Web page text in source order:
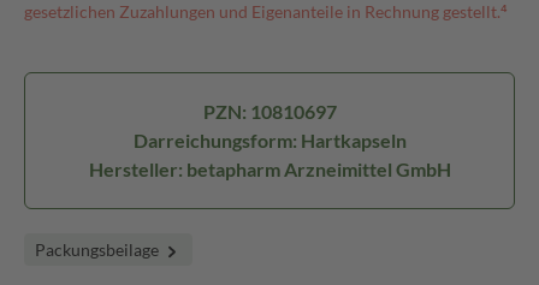
gesetzlichen Zuzahlungen und Eigenanteile in Rechnung gestellt.⁴
PZN: 10810697
Darreichungsform: Hartkapseln
Hersteller: betapharm Arzneimittel GmbH
Packungsbeilage